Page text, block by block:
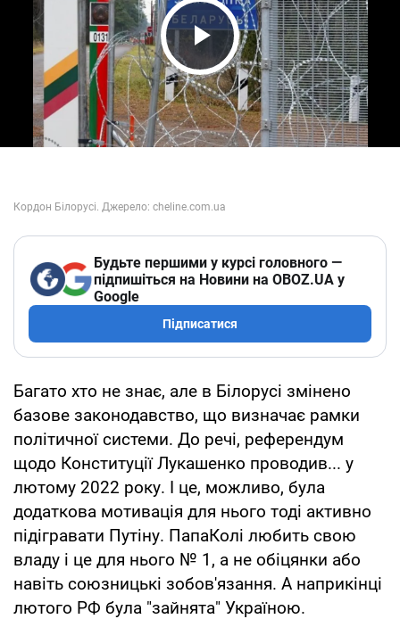
Play Video
Будьте першими у курсі головного —
підпишіться на Новини на OBOZ.UA у
Google
Підписатися
Багато хто не знає, але в Білорусі змінено
базове законодавство, що визначає рамки
політичної системи. До речі, референдум
щодо Конституції Лукашенко проводив... у
лютому 2022 року. І це, можливо, була
додаткова мотивація для нього тоді активно
підігравати Путіну. ПапаКолі любить свою
владу і це для нього № 1, а не обіцянки або
навіть союзницькі зобов'язання. А наприкінці
лютого РФ була "зайнята" Україною.